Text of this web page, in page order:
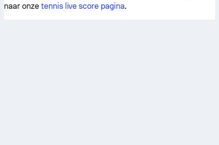
naar onze tennis live score pagina.